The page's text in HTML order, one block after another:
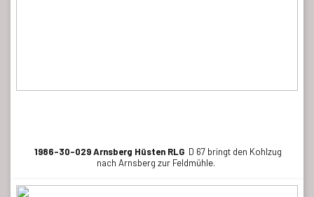
1986-30-029 Arnsberg Hüsten RLG D 67 bringt den Kohlzug
nach Arnsberg zur Feldmühle.